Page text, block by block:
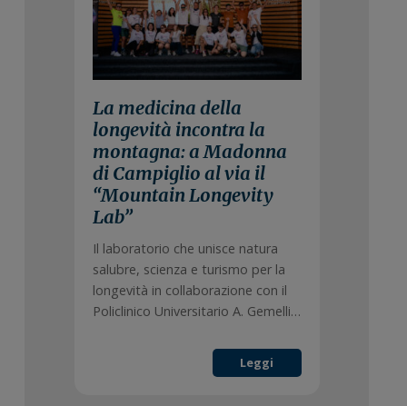
La medicina della
longevità incontra la
montagna: a Madonna
di Campiglio al via il
“Mountain Longevity
Lab”
Il laboratorio che unisce natura
salubre, scienza e turismo per la
longevità in collaborazione con il
Policlinico Universitario A. Gemelli…
Leggi